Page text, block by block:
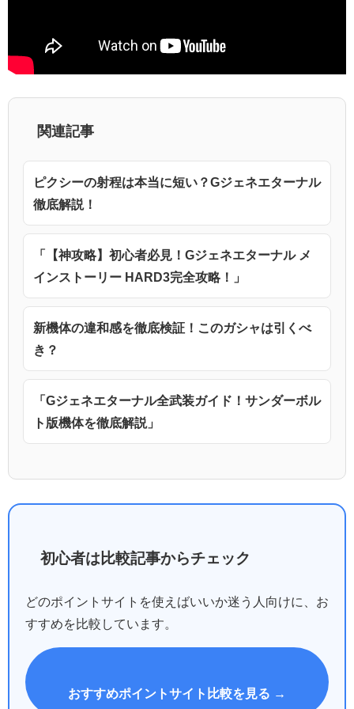
関連記事
ピクシーの射程は本当に短い？Gジェネエターナル
徹底解説！
「【神攻略】初心者必見！Gジェネエターナル メ
インストーリー HARD3完全攻略！」
新機体の違和感を徹底検証！このガシャは引くべ
き？
「Gジェネエターナル全武装ガイド！サンダーボル
ト版機体を徹底解説」
初心者は比較記事からチェック
どのポイントサイトを使えばいいか迷う人向けに、お
すすめを比較しています。
おすすめポイントサイト比較を見る →